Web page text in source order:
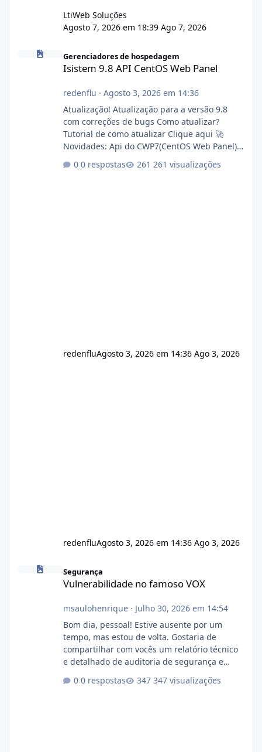
LtiWeb Soluções
Agosto 7, 2026 em 18:39 Ago 7, 2026
Gerenciadores de hospedagem
Isistem 9.8 API CentOS Web Panel
redenflu · Agosto 3, 2026 em 14:36
Atualização! Atualização para a versão 9.8
com correções de bugs Como atualizar?
Tutorial de como atualizar Clique aqui 🚀
Novidades: Api do CWP7(CentOS Web Panel)
autorizado a usasr o isistem:
0 respostas 261 visualizações
redenfluAgosto 3, 2026 em 14:36 Ago 3, 2026
redenfluAgosto 3, 2026 em 14:36 Ago 3, 2026
Vulnerabilidade no famoso VOX
Segurança
Vulnerabilidade no famoso VOX
msaulohenrique· Julho 30, 2026 em 14:54
Bom dia, pessoal! Estive ausente por um
tempo, mas estou de volta. Gostaria de
compartilhar com vocês um relatório técnico
e detalhado de auditoria de segurança e
atualmente em circulação e comercialização
0 respostas 347 visualizações